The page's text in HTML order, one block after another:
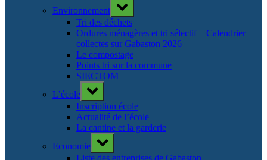
Environnement
Toggle
sub-
menu
Tri des déchets
Ordures ménagères et tri sélectif – Calendrier
collectes sur Gabaston 2026
Le compostage
Points tri sur la commune
SIECTOM
L’école
Toggle
sub-
menu
Inscription école
Actualité de l’école
La cantine et la garderie
Economie
Toggle
sub-
menu
Liste des entreprises de Gabaston